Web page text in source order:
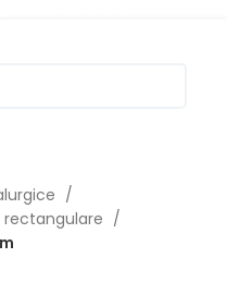
rectangulare